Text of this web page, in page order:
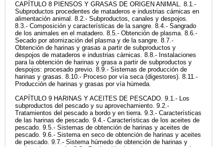
CAPÍTULO 8 PIENSOS Y GRASAS DE ORIGEN ANIMAL. 8.1.-
Subproductos procedentes de mataderos e industrias cárnicas en
alimentación animal. 8.2.- Subproductos, canales y despojos.
8.3.- Composición y características de la sangre. 8.4.- Sangrado
de los animales en el matadero. 8.5.- Obtención de plasma. 8.6.-
Secado por atomización del plasma y de la sangre. 8.7.-
Obtención de harinas y grasas a partir de subproductos y
despojos de mataderos e industrias cárnicas. 8.8.- Instalaciones
para la obtención de harinas y grasa a partir de subproductos y
despojos: procesado previo. 8.9.- Sistemas de producción de
harinas y grasas. 8.10.- Proceso por vía seca (digestores). 8.11.-
Producción de harinas y grasas por vía húmeda.
CAPÍTULO 9 HARINAS Y ACEITES DE PESCADO. 9.1.- Los
subproductos del pescado y su aprovechamiento. 9.2.-
Tratamientos del pescado a bordo y en tierra. 9.3.- Características
de las harinas de pescado. 9.4.- Características de los aceites de
pescado. 9.5.- Sistemas de obtención de harinas y aceites de
pescado. 9.6.- Sistema en seco de obtención de harinas y aceites
de pescado. 9.7.- Sistema húmedo de obtención de harinas y